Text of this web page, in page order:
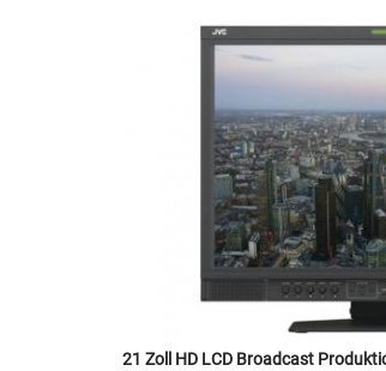
21 Zoll HD LCD Broadcast